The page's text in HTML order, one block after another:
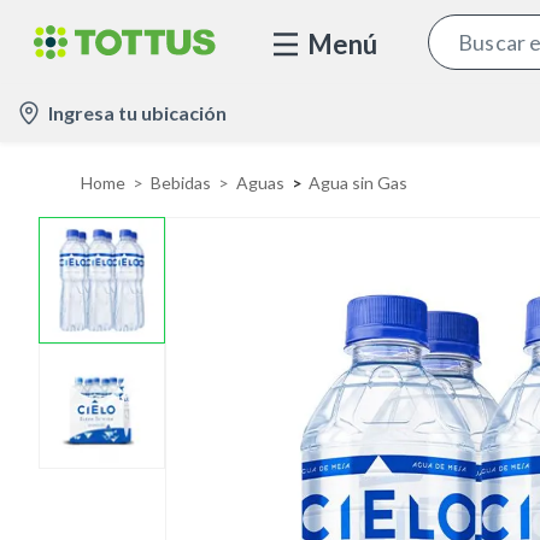
Menú
Ingresa tu ubicación
Home Bebidas Aguas Agua sin Gas